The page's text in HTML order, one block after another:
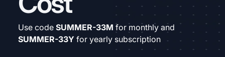
Use code SUMMER-33M for monthly and
SUMMER-33Y for yearly subscription